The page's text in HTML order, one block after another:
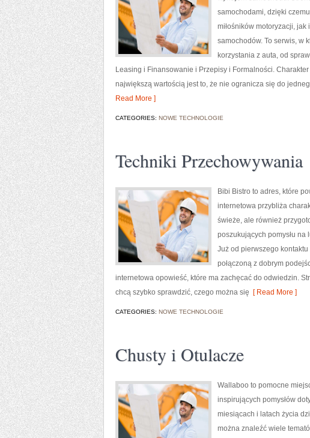
samochodami, dzięki
miłośników motoryzacji,
samochodów. To serwis, w
korzystania z auta, od
Leasing i Finansowanie i Przepisy i Formalności.
największą wartością jest to, że nie ogranicza się do
Read More ]
CATEGORIES: NOWE TECHNOLOGIE
Techniki Przechowywania
Bibi Bistro to adres, które
internetowa przybliża
świeże, ale również
poszukujących pomysłu na
Już od pierwszego
połączoną z dobrym
internetowa opowieść, które ma zachęcać do odwiedzin.
chcą szybko sprawdzić, czego można się [ Read More ]
CATEGORIES: NOWE TECHNOLOGIE
Chusty i Otulacze
Wallaboo to pomocne
inspirujących pomysłów
miesiącach i latach życia
można znaleźć wiele